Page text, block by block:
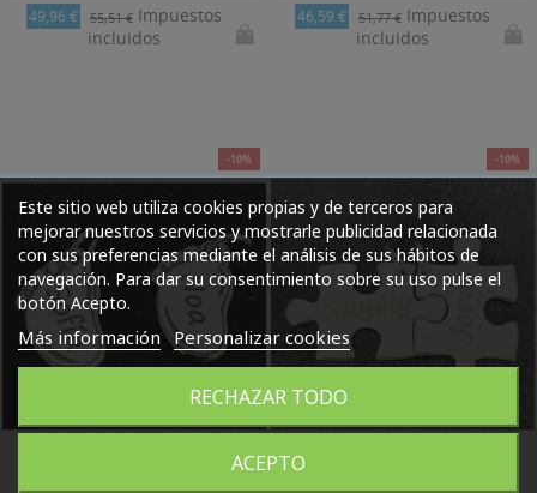
WhatsApp 664072911
49,96 € 55,51 €Impuestos
incluidos
46,59 € 51,77 €Impuestos
incluidos
-10%
Colgante pié personalizado en plata
-10%
Collares personalizados duo puzzles
Este sitio web utiliza cookies propias y de terceros para
mejorar nuestros servicios y mostrarle publicidad relacionada
con sus preferencias mediante el análisis de sus hábitos de
navegación. Para dar su consentimiento sobre su uso pulse el
botón Acepto.
Más información Personalizar cookies
RECHAZAR TODO
ACEPTO